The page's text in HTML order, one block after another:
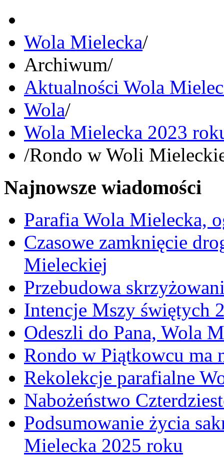
Wola Mielecka/
Archiwum/
Aktualności Wola
Wola/
Wola Mielecka 2023
/Rondo w Woli
Najnowsze wiadomości
Parafia Wola Mielecka,
Czasowe zamknięcie
Mieleckiej
Przebudowa
Intencje Mszy świętych
Odeszli do Pana, Wola
Rondo w Piątkowcu ma
Rekolekcje parafialne
Nabożeństwo
Podsumowanie życia
Mielecka 2025 roku